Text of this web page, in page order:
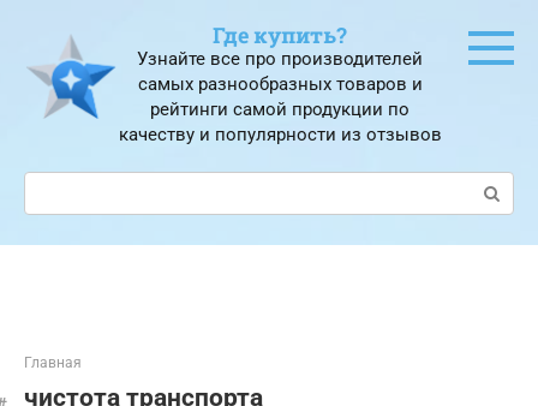
контенту
Где купить?
Узнайте все про производителей
самых разнообразных товаров и
рейтинги самой продукции по
качеству и популярности из отзывов
Поиск:
Главная
чистота транспорта